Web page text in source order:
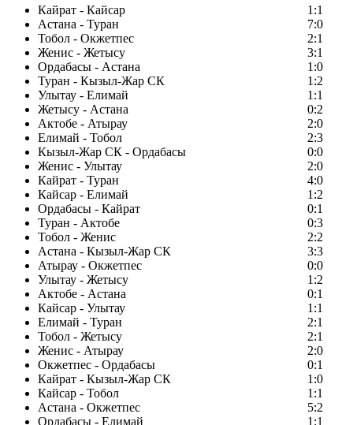
Кайрат - Кайсар
1:1
Астана - Туран
7:0
Тобол - Окжетпес
2:1
Женис - Жетысу
3:1
Ордабасы - Астана
1:0
Туран - Кызыл-Жар СК
1:2
Улытау - Елимай
1:1
Жетысу - Астана
0:2
Актобе - Атырау
2:0
Елимай - Тобол
2:3
Кызыл-Жар СК - Ордабасы
0:0
Женис - Улытау
2:0
Кайрат - Туран
4:0
Кайсар - Елимай
1:2
Ордабасы - Кайрат
0:1
Туран - Актобе
0:3
Тобол - Женис
2:2
Астана - Кызыл-Жар СК
3:3
Атырау - Окжетпес
0:0
Улытау - Жетысу
1:2
Актобе - Астана
0:1
Кайсар - Улытау
1:1
Елимай - Туран
2:1
Тобол - Жетысу
2:1
Женис - Атырау
2:0
Окжетпес - Ордабасы
0:1
Кайрат - Кызыл-Жар СК
1:0
Кайсар - Тобол
1:1
Астана - Окжетпес
5:2
Ордабасы - Елимай
1:1